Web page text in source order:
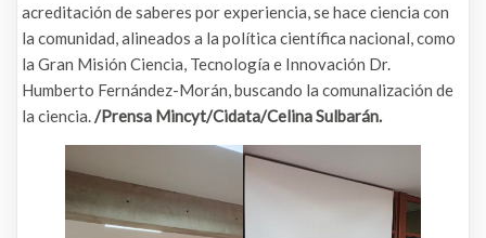
acreditación de saberes por experiencia, se hace ciencia con
la comunidad, alineados a la política científica nacional, como
la Gran Misión Ciencia, Tecnología e Innovación Dr.
Humberto Fernández-Morán, buscando la comunalización de
la ciencia./Prensa Mincyt/Cidata/Celina Sulbarán.